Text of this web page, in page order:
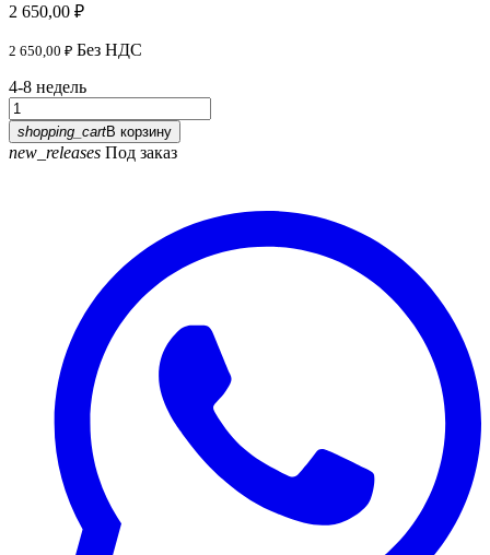
2 650,00 ₽
2 650,00 ₽ Без НДС
4-8 недель
shopping_cartВ корзину
new_releases Под заказ